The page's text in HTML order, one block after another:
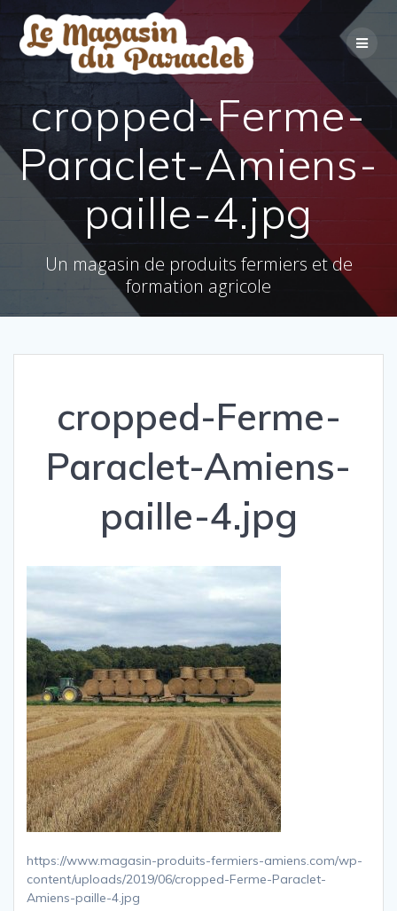
content
cropped-Ferme-
Paraclet-Amiens-
paille-4.jpg
Un magasin de produits fermiers et de
formation agricole
cropped-Ferme-
Paraclet-Amiens-
paille-4.jpg
https://www.magasin-produits-fermiers-amiens.com/wp-
content/uploads/2019/06/cropped-Ferme-Paraclet-
Amiens-paille-4.jpg